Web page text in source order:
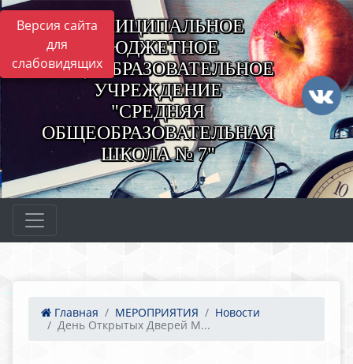
Версия сайта
для
слабовидящих
МУНИЦИПАЛЬНОЕ
БЮДЖЕТНОЕ
ОБЩЕОБРАЗОВАТЕЛЬНОЕ
УЧРЕЖДЕНИЕ
"СРЕДНЯЯ
ОБЩЕОБРАЗОВАТЕЛЬНАЯ
ШКОЛА № 7"
Главная МЕРОПРИЯТИЯ
Новости
День Открытых Дверей М...